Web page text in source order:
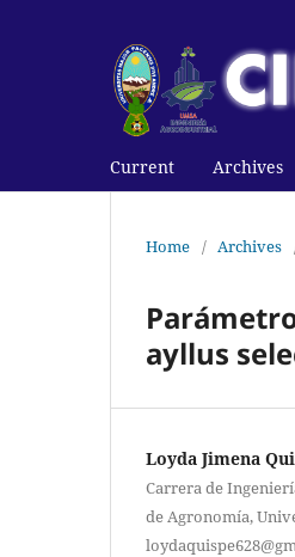
Current Archives
Home / Archives
ayllus
Loyda Jimena
Carrera de
de Agronomía,